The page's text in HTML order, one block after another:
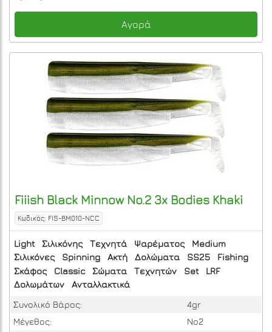
Αγορά
Fiiish Black Minnow No.2 3x Bodies Khaki
Κωδικός: FIS-BM010-NCC
Light Σιλικόνης Τεχνητά Ψαρέματος
Medium
Σιλικόνες
Spinning Ακτή Δολώματα SS25
Fishing
Σκάφος
Classic Σώματα Τεχνητών Set
LRF
Δολωμάτων
Ανταλλακτικά
Συνολικό Βάρος:
4gr
Μέγεθος:
No2